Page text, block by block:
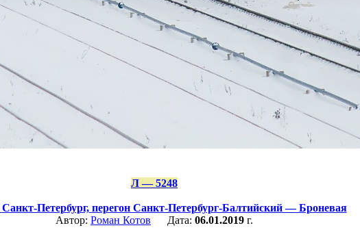
Л — 5248
Санкт-Петербург, перегон Санкт-Петербург-Балтийский — Броневая
Автор: Роман Котов Дата: 06.01.2019 г.